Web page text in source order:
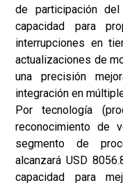
de participación
capacidad para
interrupciones en
actualizaciones de
una precisión
integración en
Por tecnología
reconocimiento de
segmento de
alcanzará USD
capacidad para